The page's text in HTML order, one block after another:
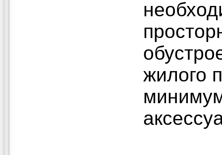
жилого